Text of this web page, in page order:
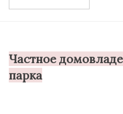
Частное
парка